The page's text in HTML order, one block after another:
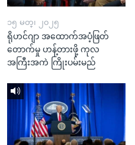
၁၅ မတ္၊ ၂၀၂၅
ရိုဟင်ဂျာ အထောက်အပံ့ဖြတ်
တောက်မှု ဟန့်တားဖို့ ကုလ
အကြီးအကဲ ကြိုးပမ်းမည်